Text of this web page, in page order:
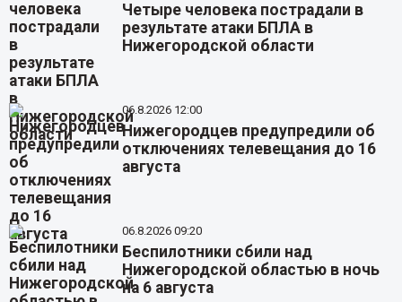
Четыре человека пострадали в
результате атаки БПЛА в
Нижегородской области
06.8.2026 12:00
Нижегородцев предупредили об
отключениях телевещания до 16
августа
06.8.2026 09:20
Беспилотники сбили над
Нижегородской областью в ночь
на 6 августа